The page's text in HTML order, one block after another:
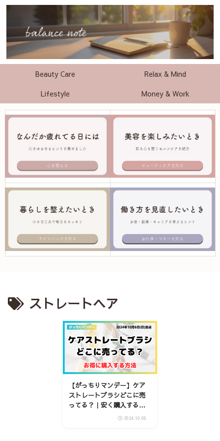
Beauty Care
Relax & Mind
Lifestyle
Money & Work
ストレートヘア
【がっちりマンデー】ケア
ストレートブラシどこに売
ってる？｜安く購入する方
2024.10.06